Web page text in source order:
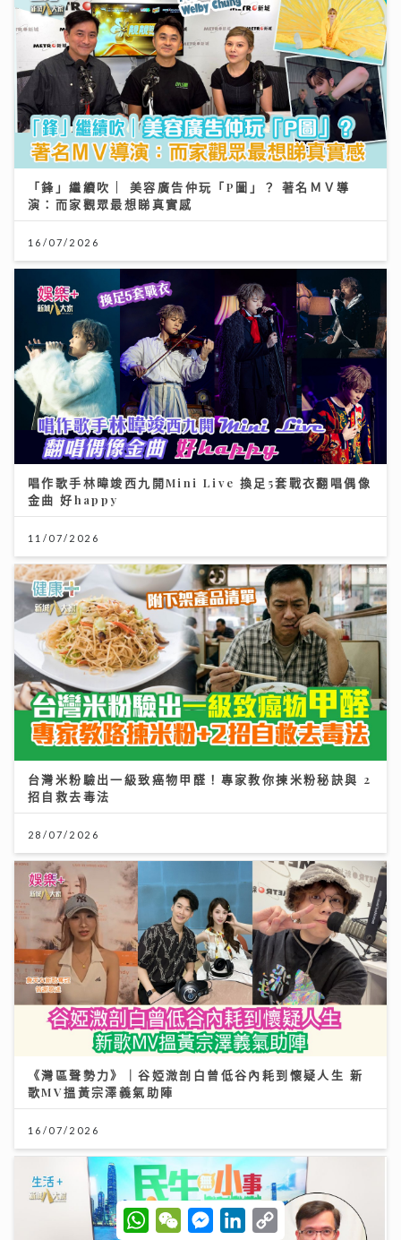
「鋒」繼續吹 | 美容廣告仲玩「P圖」？ 著名ＭＶ導
演：而家觀眾最想睇真實感
16/07/2026
唱作歌手林暐竣西九開Mini Live 換足5套戰衣翻唱偶像
金曲 好happy
11/07/2026
台灣米粉驗出一級致癌物甲醛！專家教你揀米粉秘訣與 2
招自救去毒法
28/07/2026
《灣區聲勢力》｜谷婭溦剖白曾低谷內耗到懷疑人生 新
歌MV搵黃宗澤義氣助陣
16/07/2026
W
h
W
e
M
e
L